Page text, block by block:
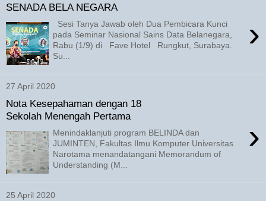
SENADA BELA NEGARA
›
Sesi Tanya Jawab oleh Dua Pembicara Kunci
pada Seminar Nasional Sains Data Belanegara,
Rabu (1/9) di Fave Hotel Rungkut, Surabaya.
Su...
27 April 2020
Nota Kesepahaman dengan 18
Sekolah Menengah Pertama
›
Menindaklanjuti program BELINDA dan
JUMINTEN, Fakultas Ilmu Komputer Universitas
Narotama menandatangani Memorandum of
Understanding (M...
25 April 2020